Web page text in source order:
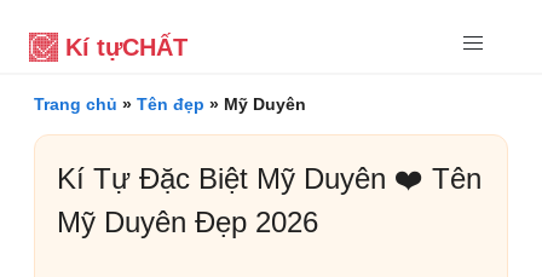
Kí tựCHẤT
Trang chủ » Tên đẹp » Mỹ Duyên
Kí Tự Đặc Biệt Mỹ Duyên ❤️ Tên
Mỹ Duyên Đẹp 2026